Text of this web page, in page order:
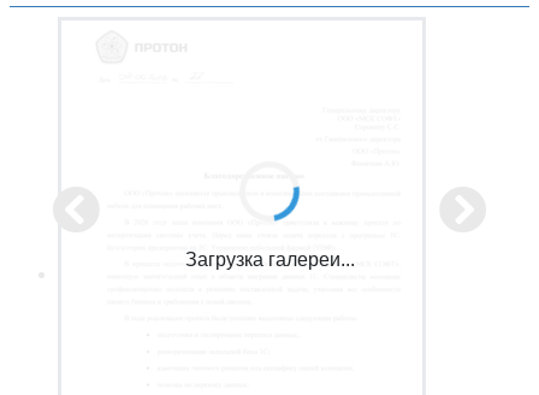
Загрузка галереи...